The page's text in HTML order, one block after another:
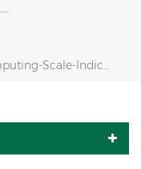
Commercial-Price-Computing-Scale-Indicator-Legal-For-Trade